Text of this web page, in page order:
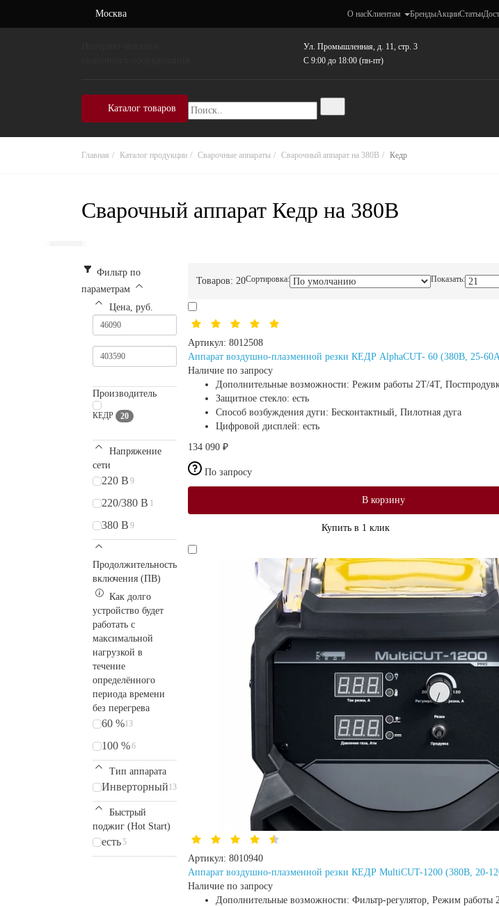
Москва О насКлиентам БрендыАкцииСтатьи
Ул. Промышленная, д. 11, стр. 3
C 9:00 до 18:00 (пн-пт)
Каталог товаров
Главная Каталог продукции Сварочные аппараты Сварочный аппарат на 380В Кедр
Сварочный аппарат Кедр на 380В
Фильтр по
параметрам
Цена, руб.
Производитель
КЕДР 20
Напряжение
сети
220 В 9
220/380 В 1
380 В 9
Продолжительность
включения (ПВ)
Как долго
устройство будет
работать с
максимальной
нагрузкой в
течение
определённого
периода времени
без перегрева
60 %13
100 %6
Тип аппарата
Инверторный13
Быстрый
поджиг (Hot Start)
есть 5
Товаров: 20Сортировка: Показать:
Артикул: 8012508
Аппарат воздушно-плазменной резки КЕДР AlphaCUT- 60 (380В, 25-
Наличие по запросу
Дополнительные возможности: Режим работы 2Т/4Т,
Защитное стекло: есть
Способ возбуждения дуги: Бесконтактный, Пилотная дуга
Цифровой дисплей: есть
134 090 ₽
По запросу
В корзину
Купить в 1 клик
Артикул: 8010940
Аппарат воздушно-плазменной резки КЕДР MultiCUT-1200 (380В, 20-
Наличие по запросу
Дополнительные возможности: Фильтр-регулятор, Режим